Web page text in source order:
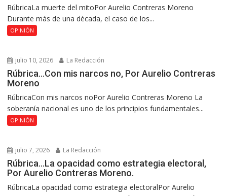
RúbricaLa muerte del mitoPor Aurelio Contreras Moreno
Durante más de una década, el caso de los...
OPINIÓN
julio 10, 2026 La Redacción
Rúbrica…Con mis narcos no, Por Aurelio Contreras
Moreno
RúbricaCon mis narcos noPor Aurelio Contreras Moreno La
soberanía nacional es uno de los principios fundamentales...
OPINIÓN
julio 7, 2026 La Redacción
Rúbrica…La opacidad como estrategia electoral,
Por Aurelio Contreras Moreno.
RúbricaLa opacidad como estrategia electoralPor Aurelio